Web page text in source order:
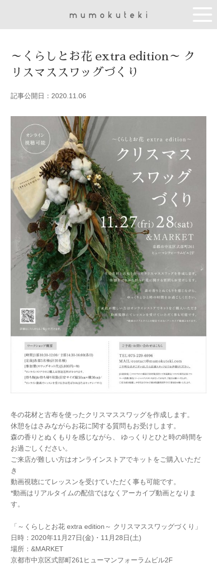
～くらしとお花 extra edition～ ク
リスマススワッグづくり
記事公開日：2020.11.06
冬の花材と古布を使ったクリスマススワッグを作成します。
休憩をはさみながらお花に関する質問もお受けします。
森の香りとぬくもりを感じながら、 ゆっくりとひと時の時間を
お過ごしください。
ご来店が難しい方はオンラインストアでキットをご購入いただ
き
動画視聴にてレッスンを受けていただく事も可能です。
*動画はリアルタイムの配信ではなくアーカイブ動画となりま
す。
「～くらしとお花 extra edition～ クリスマススワッグづくり」
日時：2020年11月27日(金)・11月28日(土)
場所：&MARKET
京都市中京区式部町261ヒューマンフォーラムビル2F